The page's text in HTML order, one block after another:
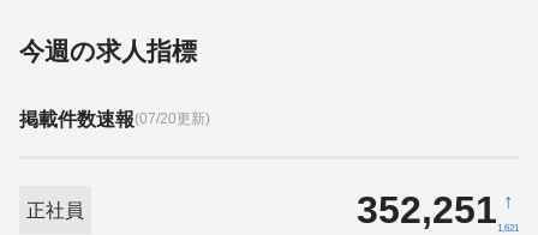
今週の求人指標
掲載件数速報(07/20更新)
正社員 352,251 ↑
1,621